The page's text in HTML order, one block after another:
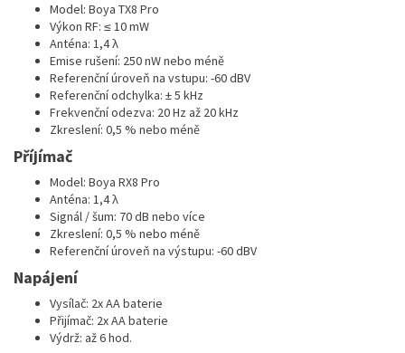
Model: Boya TX8 Pro
Výkon RF: ≤ 10 mW
Anténa: 1,4 λ
Emise rušení: 250 nW nebo méně
Referenční úroveň na vstupu: -60 dBV
Referenční odchylka: ± 5 kHz
Frekvenční odezva: 20 Hz až 20 kHz
Zkreslení: 0,5 % nebo méně
Příjímač
Model: Boya RX8 Pro
Anténa: 1,4 λ
Signál / šum: 70 dB nebo více
Zkreslení: 0,5 % nebo méně
Referenční úroveň na výstupu: -60 dBV
Napájení
Vysílač: 2x AA baterie
Přijímač: 2x AA baterie
Výdrž: až 6 hod.